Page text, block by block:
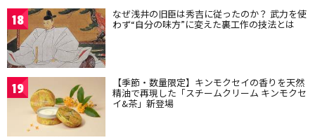
18 なぜ浅井の旧臣は秀吉に従ったのか？ 武力を使
わず“自分の味方”に変えた裏工作の技法とは
19 【季節・数量限定】キンモクセイの香りを天然
精油で再現した「スチームクリーム キンモクセ
イ&茶」新登場